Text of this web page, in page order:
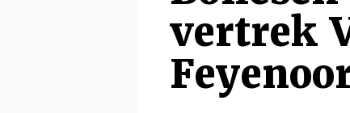
vertrek